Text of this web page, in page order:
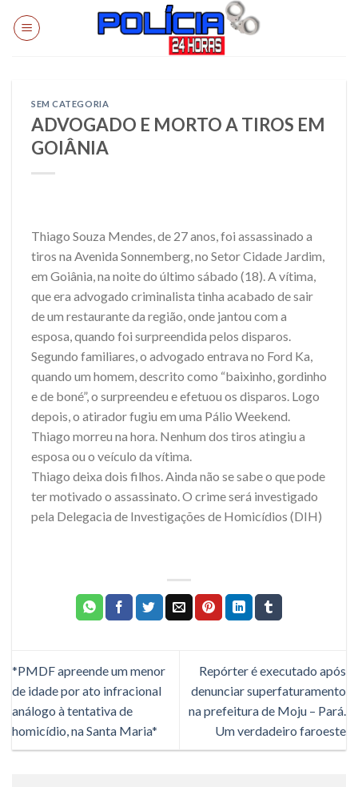
SEM CATEGORIA
ADVOGADO E MORTO A TIROS EM
GOIÂNIA
Thiago Souza Mendes, de 27 anos, foi assassinado a
tiros na Avenida Sonnemberg, no Setor Cidade Jardim,
em Goiânia, na noite do último sábado (18). A vítima,
que era advogado criminalista tinha acabado de sair
de um restaurante da região, onde jantou com a
esposa, quando foi surpreendida pelos disparos.
Segundo familiares, o advogado entrava no Ford Ka,
quando um homem, descrito como “baixinho, gordinho
e de boné”, o surpreendeu e efetuou os disparos. Logo
depois, o atirador fugiu em uma Pálio Weekend.
Thiago morreu na hora. Nenhum dos tiros atingiu a
esposa ou o veículo da vítima.
Thiago deixa dois filhos. Ainda não se sabe o que pode
ter motivado o assassinato. O crime será investigado
pela Delegacia de Investigações de Homicídios (DIH)
*PMDF apreende um menor
de idade por ato infracional
análogo à tentativa de
homicídio, na Santa Maria*
Repórter é executado após
denunciar superfaturamento
na prefeitura de Moju – Pará.
Um verdadeiro faroeste